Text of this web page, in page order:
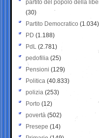
partito del popolo della
(30)
Partito Democratico (1.034)
PD (1.188)
PdL (2.781)
pedofilia (25)
Pensioni (129)
Politica (40.833)
polizia (253)
Porto (12)
povertà (502)
Presepe (14)